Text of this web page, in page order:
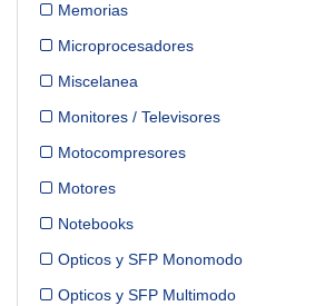
Memorias
Microprocesadores
Miscelanea
Monitores / Televisores
Motocompresores
Motores
Notebooks
Opticos y SFP Monomodo
Opticos y SFP Multimodo